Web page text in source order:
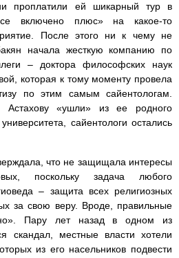
проплатили ей шикарный тур в
включено плюс» на какое-то
После этого ни к чему не
начала жесткую компанию по
– доктора философских наук
которая к тому моменту провела
по этим самым сайентологам.
«ушли» из ее родного
сайентологи остались
что не защищала интересы
поскольку задача любого
– защита всех религиозных
за свою веру. Вроде, правильные
Пару лет назад в одном из
скандал, местные власти хотели
из его насельников подвести